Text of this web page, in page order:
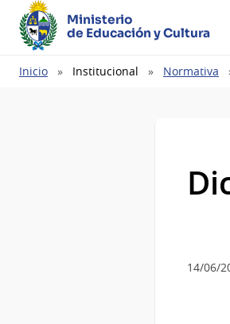
Ministerio
de Educación y Cultura
Ruta
Inicio Institucional Normativa
14/06/